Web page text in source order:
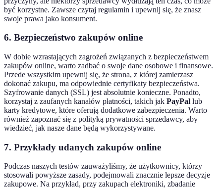
być korzystne. Zawsze czytaj regulamin i upewnij się, że znasz
swoje prawa jako konsument.
6. Bezpieczeństwo zakupów online
W dobie wzrastających zagrożeń związanych z bezpieczeństwem
zakupów online, warto zadbać o swoje dane osobowe i finansowe.
Przede wszystkim upewnij się, że strona, z której zamierzasz
dokonać zakupu, ma odpowiednie certyfikaty bezpieczeństwa.
Szyfrowanie danych (SSL) jest absolutnie konieczne. Ponadto,
korzystaj z zaufanych kanałów płatności, takich jak PayPal lub
karty kredytowe, które oferują dodatkowe zabezpieczenia. Warto
również zapoznać się z polityką prywatności sprzedawcy, aby
wiedzieć, jak nasze dane będą wykorzystywane.
7. Przykłady udanych zakupów online
Podczas naszych testów zauważyliśmy, że użytkownicy, którzy
stosowali powyższe zasady, podejmowali znacznie lepsze decyzje
zakupowe. Na przykład, przy zakupach elektroniki, zbadanie